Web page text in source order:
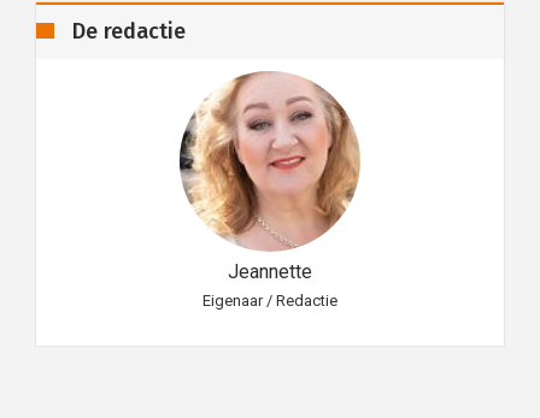
De redactie
Jeannette
Eigenaar / Redactie